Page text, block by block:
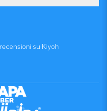
su Kiyoh